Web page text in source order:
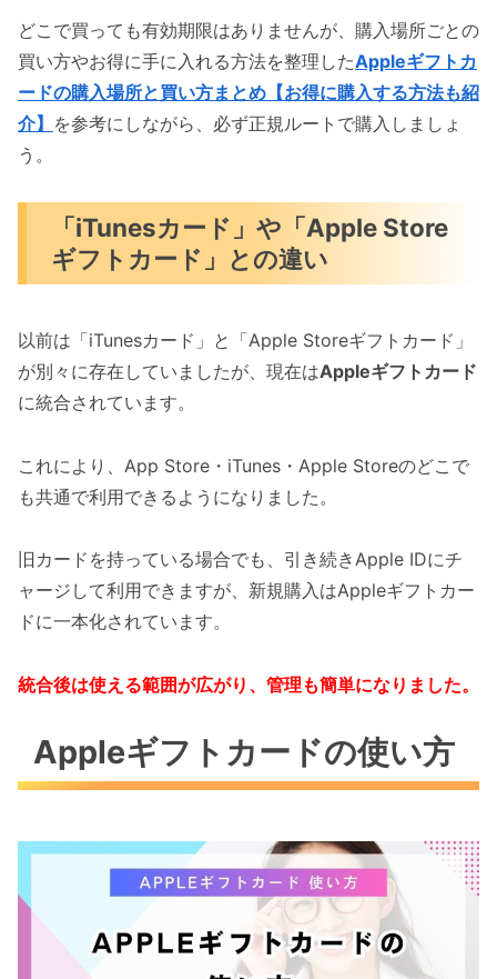
どこで買っても有効期限はありませんが、購入場所ごとの
買い方やお得に手に入れる方法を整理したAppleギフトカ
ードの購入場所と買い方まとめ【お得に購入する方法も紹
介】 を参考にしながら、必ず正規ルートで購入しましょ
う。
「iTunesカード」や「Apple Store
ギフトカード」との違い
以前は「iTunesカード」と「Apple Storeギフトカード」
が別々に存在していましたが、現在はAppleギフトカード
に統合されています。
これにより、App Store・iTunes・Apple Storeのどこで
も共通で利用できるようになりました。
旧カードを持っている場合でも、引き続きApple IDにチ
ャージして利用できますが、新規購入はAppleギフトカー
ドに一本化されています。
統合後は使える範囲が広がり、管理も簡単になりました。
Appleギフトカードの使い方